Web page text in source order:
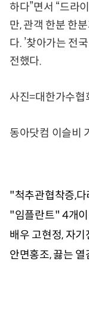
하다”면서 “드라
만, 관객 한분 한
다. ’찾아가는 전
전했다.
사진=대한가수협
동아닷컴 이슬